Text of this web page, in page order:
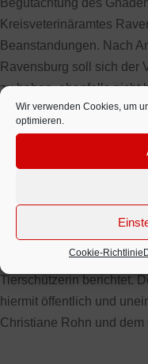
Wir verwenden Cookies, um
optimieren.
Cookie-Richtlinie
Begutachtung des
Kreisveterinäramtes
Beanstandungen. Nach
Ravensburg soll sich der
zu haben, ebenfalls nicht
Polizei-Aktion erregte in
man braucht nicht viel
der damit
schnell zum Kollaps
Inzwischen hat sich ein
Christiane Rohn
rohn.de ausführlich über
Tierschützerin berichtet.
hiermit öffentlich und
Christiane Rohn und dem